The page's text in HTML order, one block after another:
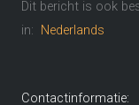
Dit bericht is ook
in:
Nederlands
Contactinformatie: